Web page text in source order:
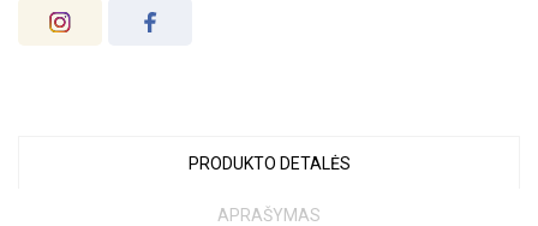
PRODUKTO DETALĖS
APRAŠYMAS